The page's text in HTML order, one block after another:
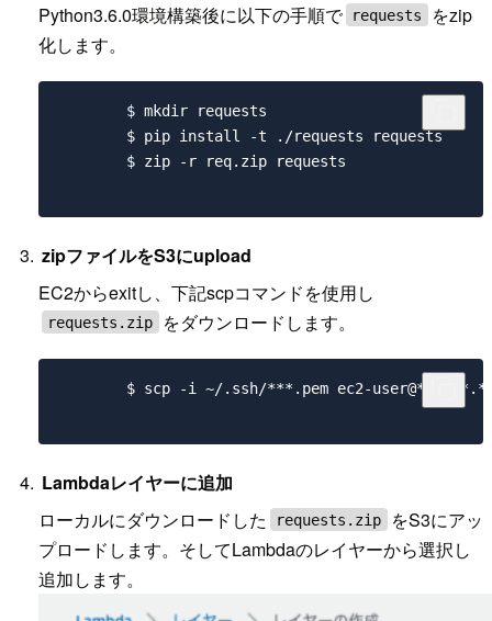
Python3.6.0環境構築後に以下の手順で
requests
をzip
化します。
zipファイルをS3にupload
EC2からexitし、下記scpコマンドを使用し
requests.zip をダウンロードします。
Lambdaレイヤーに追加
ローカルにダウンロードした
requests.zip
をS3にアッ
プロードします。そしてLambdaのレイヤーから選択し
追加します。